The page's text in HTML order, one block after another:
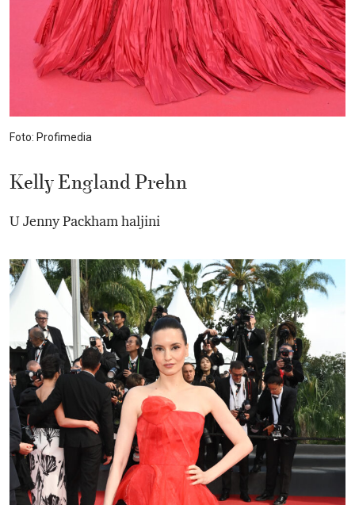
Foto: Profimedia
Kelly England Prehn
U Jenny Packham haljini